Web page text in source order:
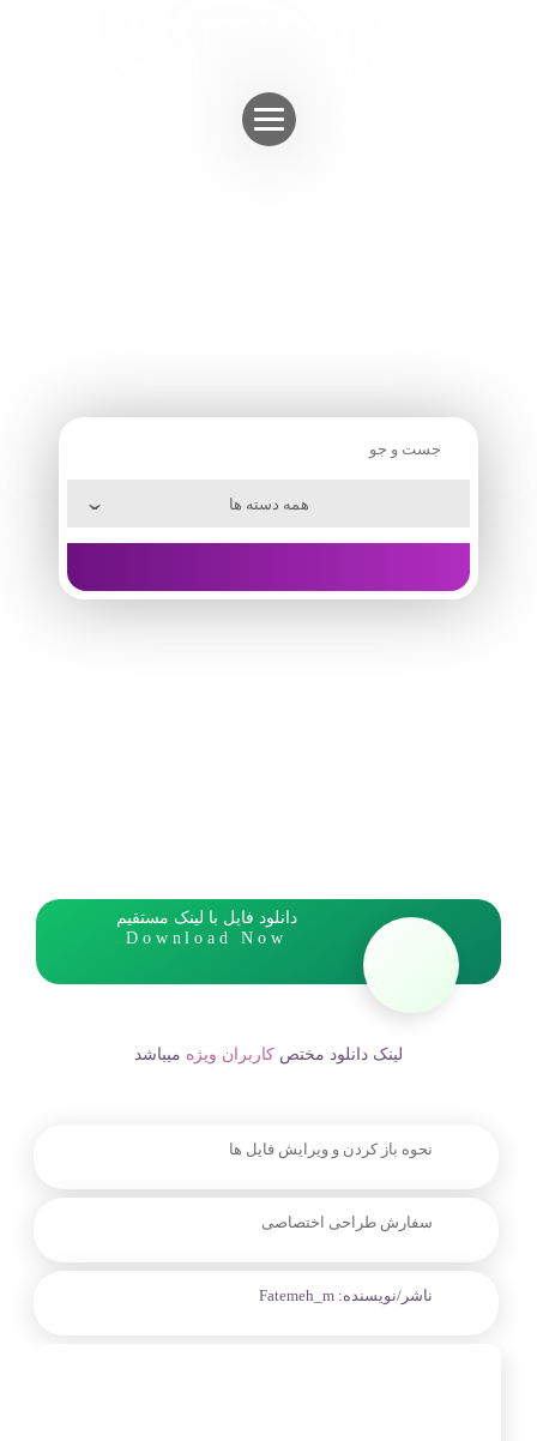
دانلود فایل با لینک مستقیم
Download Now
لینک دانلود مختص کاربران ویژه میباشد
نحوه باز کردن و ویرایش فایل ها
سفارش طراحی اختصاصی
ناشر/نویسنده: Fatemeh_m